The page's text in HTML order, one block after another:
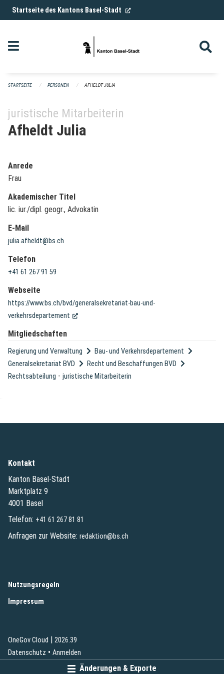
Änderungen & Exporte
Navigation überspringen
Startseite des Kantons Basel-Stadt (External Link)
STARTSEITE PERSONEN AFHELDT JULIA
juristische Mitarbeiterin
Afheldt Julia
Anrede
Frau
Akademischer Titel
lic. iur./dipl. geogr., Advokatin
E-Mail
julia.afheldt@bs.ch
Telefon
+41 61 267 91 59
Webseite
https://www.bs.ch/bvd/generalsekretariat-bau-und-
verkehrsdepartement
(External Link)
Mitgliedschaften
Regierung und Verwaltung
Bau- und Verkehrsdepartement
Generalsekretariat BVD
Recht und Beschaffungen BVD
Rechtsabteilung - juristische Mitarbeiterin
Kontakt
Kanton Basel-Stadt
Marktplatz 9
4001 Basel
Telefon: +41 61 267 81 81
Anfragen zur Website: redaktion@bs.ch
Nutzungsregeln
Impressum
OneGov Cloud (External Link)
| 2026.39
Datenschutz (External Link)
Anmelden